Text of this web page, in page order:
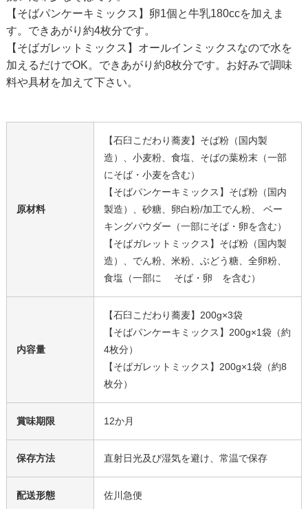
【そばパンケーキミックス】卵1個と牛乳180ccを加えま
す。できあがり約4枚分です。
【そばガレットミックス】オールインミックスなので水を
加えるだけでOK。できあがり約8枚分です。お好みで調味
料や具材を加えて下さい。
原材料
【石臼こだわり蕎麦】そば粉（国内製
造）、小麦粉、食塩、そばの葉粉末（一部
にそば・小麦を含む）
【そばパンケーキミックス】そば粉（国内
製造）、砂糖、卵白粉/加工でん粉、 ベー
キングパウダー（一部にそば・卵を含む）
【そばガレットミックス】そば粉（国内製
造）、でん粉、米粉、ぶどう糖、全卵粉、
食塩（一部に そば・卵 を含む）
内容量
【石臼こだわり蕎麦】200g×3袋
【そばパンケーキミックス】200g×1袋（約
4枚分）
【そばガレットミックス】200g×1袋（約8
枚分）
賞味期限 12か月
保存方法 直射日光及び湿気を避け、常温で保存
配送形態 佐川急便